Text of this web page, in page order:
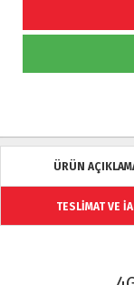
ÜRÜN
TESLİMAT VE